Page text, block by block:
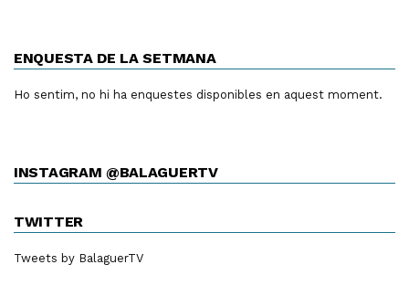
ENQUESTA DE LA SETMANA
Ho sentim, no hi ha enquestes disponibles en aquest moment.
INSTAGRAM @BALAGUERTV
TWITTER
Tweets by BalaguerTV